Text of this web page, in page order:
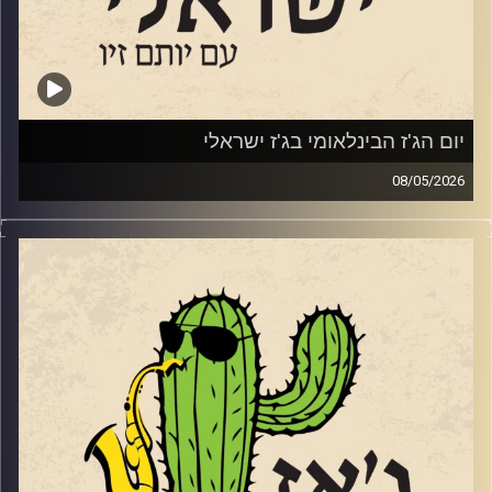
שרון מנצור
ענת כהן
ניתאי הרשקוביץ
קרדיט תמונות:רותם בר-אילן
יום הג'ז הבינלאומי בג'ז ישראלי
08/05/2026
בשבוע שעבר, ב – 30.4 ציינו ברחבי העולם את יום הג'ז
הבינלאומי. כמידי שנה ביום הזה אנחנו מרשים לעצמינו לשמוע
PAT METHENY – https://www.allmusic.com/album/side-
eye-iii–mw0004758439
Mark Turner —Patternmaster